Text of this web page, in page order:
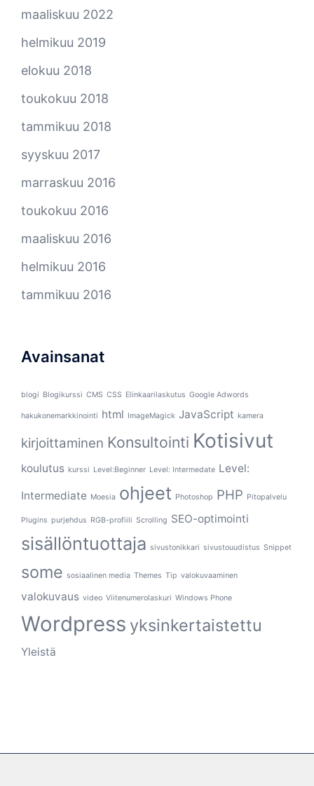
maaliskuu 2022
helmikuu 2019
elokuu 2018
toukokuu 2018
tammikuu 2018
syyskuu 2017
marraskuu 2016
toukokuu 2016
maaliskuu 2016
helmikuu 2016
tammikuu 2016
Avainsanat
blogi Blogikurssi CMS CSS Elinkaarilaskutus Google Adwords
hakukonemarkkinointi html ImageMagick JavaScript kamera
kirjoittaminen Konsultointi Kotisivut
koulutus kurssi Level:Beginner Level: Intermedate Level:
Intermediate Moesia ohjeet Photoshop PHP Pitopalvelu
Plugins purjehdus RGB-profiili Scrolling SEO-optimointi
sisällöntuottaja sivustonikkari sivustouudistus Snippet
some sosiaalinen media Themes Tip valokuvaaminen
valokuvaus video Viitenumerolaskuri Windows Phone
Wordpress yksinkertaistettu
Yleistä